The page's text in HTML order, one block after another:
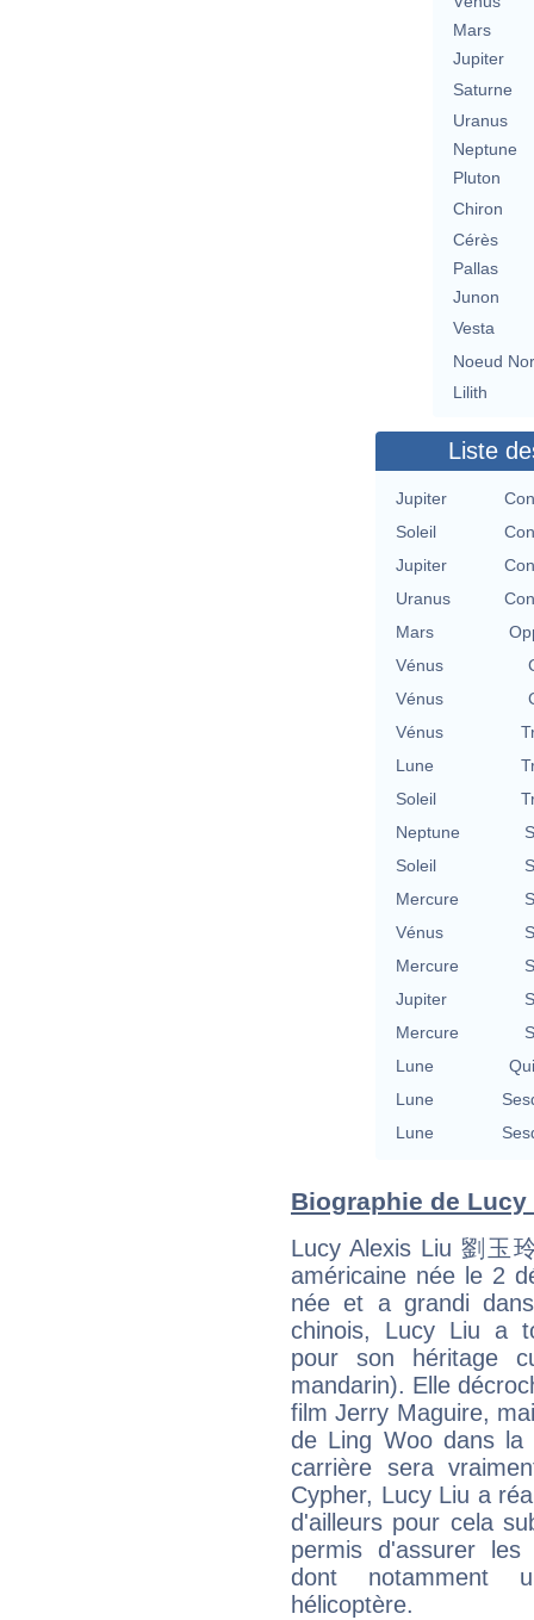
Mars
Jupiter
Saturne
Uranus
Neptune
Pluton
Chiron
Cérès
Pallas
Junon
Vesta
Noeud
Lilith
Liste
Jupiter
Soleil
Jupiter
Uranus
Mars
Vénus
Vénus
Vénus
Lune
Soleil
Neptune
Soleil
Mercure
Vénus
Mercure
Jupiter
Mercure
Lune
Lune
Lune
Biographie de
Lucy Alexis Liu 劉玉
américaine née le 2
née et a grandi
chinois, Lucy Liu a
pour son héritage
mandarin). Elle
film Jerry Maguire,
de Ling Woo dans la
carrière sera
Cypher, Lucy Liu a
d'ailleurs pour cela
permis d'assurer les
dont notamment
hélicoptère.